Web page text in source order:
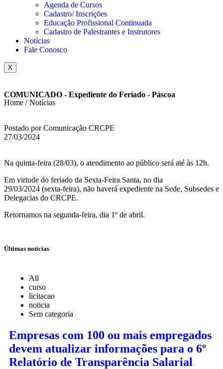
Agenda de Cursos
Cadastro/ Inscrições
Educação Profissional Continuada
Cadastro de Palestrantes e Instrutores
Notícias
Fale Conosco
X
COMUNICADO - Expediente do Feriado - Páscoa
Home / Notícias
Postado por Comunicação CRCPE
27/03/2024
Na quinta-feira (28/03), o atendimento ao público será até às 12h.
Em virtude do feriado da Sexta-Feira Santa, no dia
29/03/2024 (sexta-feira), não haverá expediente na Sede, Subsedes e
Delegacias do CRCPE.
Retornamos na segunda-feira, dia 1º de abril.
Últimas notícias
All
curso
licitacao
noticia
Sem categoria
Empresas com 100 ou mais empregados
devem atualizar informações para o 6º
Relatório de Transparência Salarial